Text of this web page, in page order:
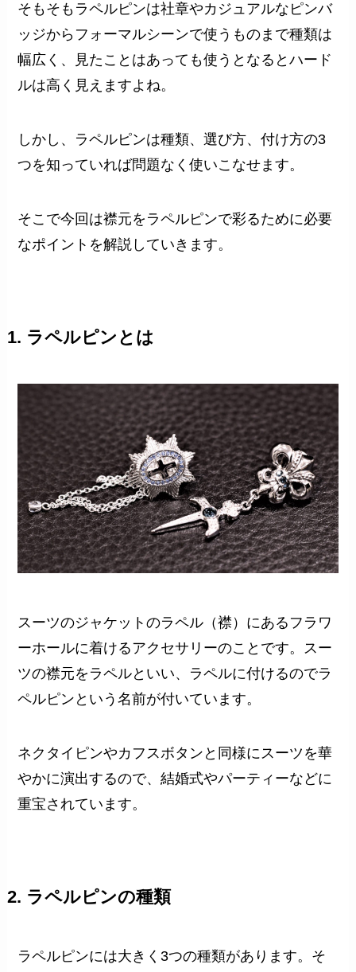
そもそもラペルピンは社章やカジュアルなピンバ
ッジからフォーマルシーンで使うものまで種類は
幅広く、見たことはあっても使うとなるとハード
ルは高く見えますよね。
しかし、ラペルピンは種類、選び方、付け方の3
つを知っていれば問題なく使いこなせます。
そこで今回は襟元をラペルピンで彩るために必要
なポイントを解説していきます。
1. ラペルピンとは
スーツのジャケットのラペル（襟）にあるフラワ
ーホールに着けるアクセサリーのことです。スー
ツの襟元をラペルといい、ラペルに付けるのでラ
ペルピンという名前が付いています。
ネクタイピンやカフスボタンと同様にスーツを華
やかに演出するので、結婚式やパーティーなどに
重宝されています。
2. ラペルピンの種類
ラペルピンには大きく3つの種類があります。そ